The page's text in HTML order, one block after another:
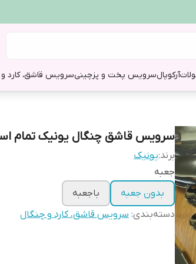
آرکوپالسرویس پخت و پزچینیسرویس قاشق، کارد
سرویس قاشق چنگال یونیک تمام استیل
برند:یونیک
جعبه
بدون جعبه
باجعبه
دسته‌بندی: سرویس قاشق، کارد و چنگال